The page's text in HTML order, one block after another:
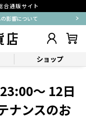
合通販サイト
影響について
ショップ
～ 12日
ナンスのお